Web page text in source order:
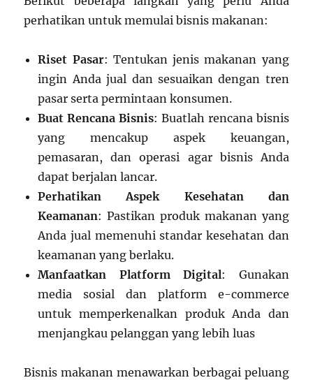
perhatikan untuk memulai bisnis makanan:
Riset Pasar: Tentukan jenis makanan yang
ingin Anda jual dan sesuaikan dengan tren
pasar serta permintaan konsumen.
Buat Rencana Bisnis: Buatlah rencana bisnis
yang mencakup aspek keuangan,
pemasaran, dan operasi agar bisnis Anda
dapat berjalan lancar.
Perhatikan Aspek Kesehatan dan
Keamanan: Pastikan produk makanan yang
Anda jual memenuhi standar kesehatan dan
keamanan yang berlaku.
Manfaatkan Platform Digital: Gunakan
media sosial dan platform e-commerce
untuk memperkenalkan produk Anda dan
menjangkau pelanggan yang lebih luas
Bisnis makanan menawarkan berbagai peluang